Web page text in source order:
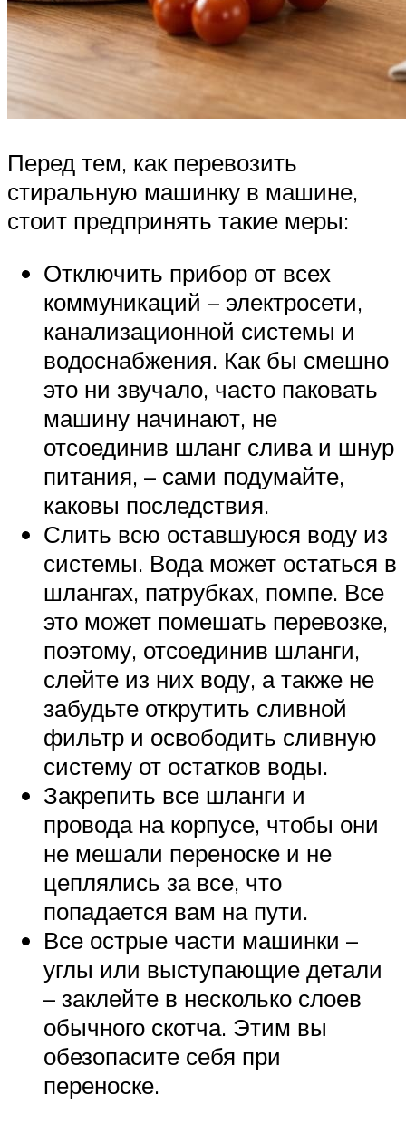
Перед тем, как перевозить
стиральную машинку в машине,
стоит предпринять такие меры:
Отключить прибор от всех
коммуникаций – электросети,
канализационной системы и
водоснабжения. Как бы смешно
это ни звучало, часто паковать
машину начинают, не
отсоединив шланг слива и шнур
питания, – сами подумайте,
каковы последствия.
Слить всю оставшуюся воду из
системы. Вода может остаться в
шлангах, патрубках, помпе. Все
это может помешать перевозке,
поэтому, отсоединив шланги,
слейте из них воду, а также не
забудьте открутить сливной
фильтр и освободить сливную
систему от остатков воды.
Закрепить все шланги и
провода на корпусе, чтобы они
не мешали переноске и не
цеплялись за все, что
попадается вам на пути.
Все острые части машинки –
углы или выступающие детали
– заклейте в несколько слоев
обычного скотча. Этим вы
обезопасите себя при
переноске.